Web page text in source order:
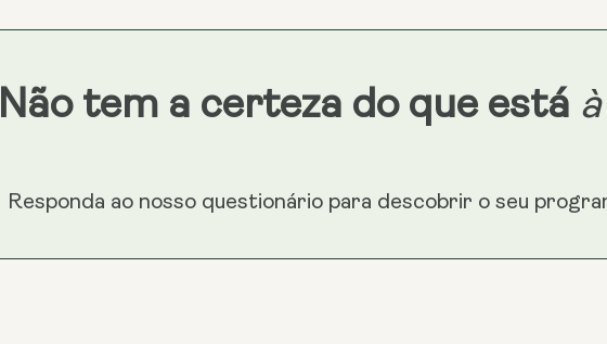
Não tem a certeza do que está
Responda ao nosso questionário para descobrir o seu